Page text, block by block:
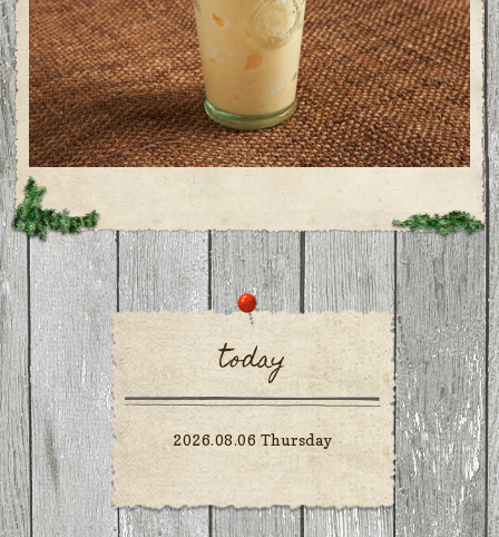
today
2026.08.06 Thursday